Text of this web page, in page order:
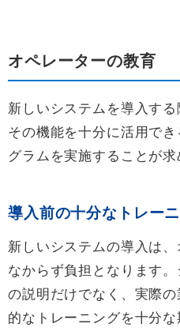
オペレーターの教育
新しいシステムを導入す
その機能を十分に活用で
グラムを実施することが求
導入前の十分なトレー
新しいシステムの導入は
なからず負担となります
の説明だけでなく、実際
的なトレーニングを十分